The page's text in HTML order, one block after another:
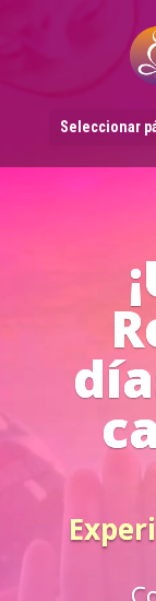
Seleccionar